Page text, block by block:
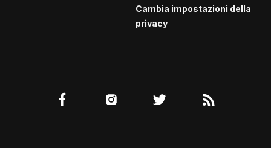
Cambia impostazioni della
privacy